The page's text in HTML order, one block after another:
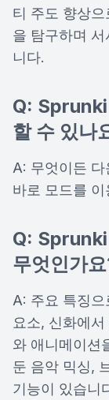
티 주도 향상
을 탐구하며
니다.
Q:
할 수 있나
A: 무엇이든
바로 모드를
Q:
무엇인가
A: 주요 특징
요소, 신화에
와 애니메이션
둔 음악 믹싱,
기능이 있습니